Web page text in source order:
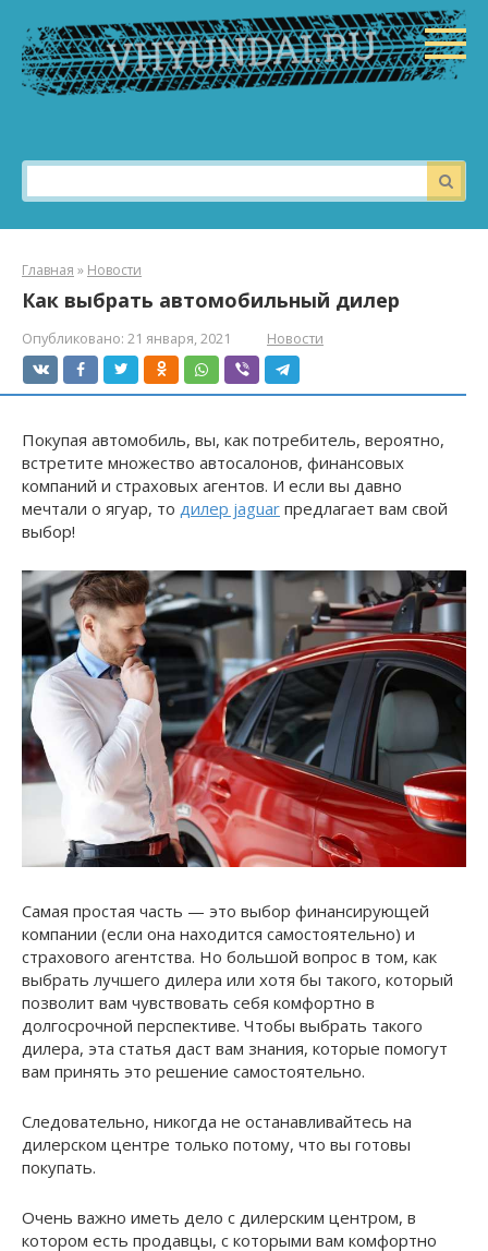
контенту
Поиск:
Главная » Новости
Как выбрать автомобильный дилер
Опубликовано: 21 января, 2021 Новости
Покупая автомобиль, вы, как потребитель, вероятно,
встретите множество автосалонов, финансовых
компаний и страховых агентов. И если вы давно
мечтали о ягуар, то дилер jaguar предлагает вам свой
выбор!
Самая простая часть — это выбор финансирующей
компании (если она находится самостоятельно) и
страхового агентства. Но большой вопрос в том, как
выбрать лучшего дилера или хотя бы такого, который
позволит вам чувствовать себя комфортно в
долгосрочной перспективе. Чтобы выбрать такого
дилера, эта статья даст вам знания, которые помогут
вам принять это решение самостоятельно.
Следовательно, никогда не останавливайтесь на
дилерском центре только потому, что вы готовы
покупать.
Очень важно иметь дело с дилерским центром, в
котором есть продавцы, с которыми вам комфортно